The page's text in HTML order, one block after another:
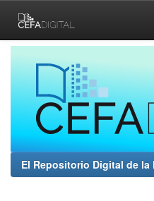
navigation
El Repositorio Digital de